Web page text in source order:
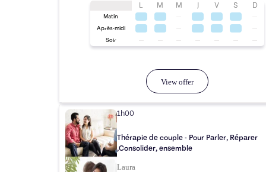
L M M J V S D
Matin
Après-midi
Soir
View offer
1h00
Thérapie de couple - Pour Parler, Réparer
,Consolider, ensemble
Laura